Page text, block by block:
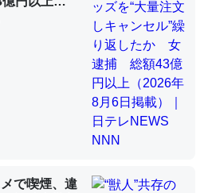
ての考察（１） - conceptualization
いのか。知らんかった。調べたら
学の大問題＝「昆虫はなぜ海にいな
日テレ
で喫煙、違